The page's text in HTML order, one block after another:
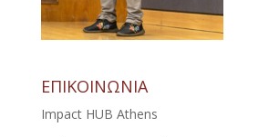
ΕΠΙΚΟΙΝΩΝΙΑ
Impact HUB Athens